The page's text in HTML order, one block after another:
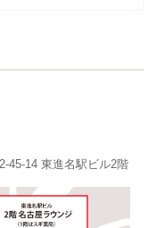
45-14 東進名駅ビル2階